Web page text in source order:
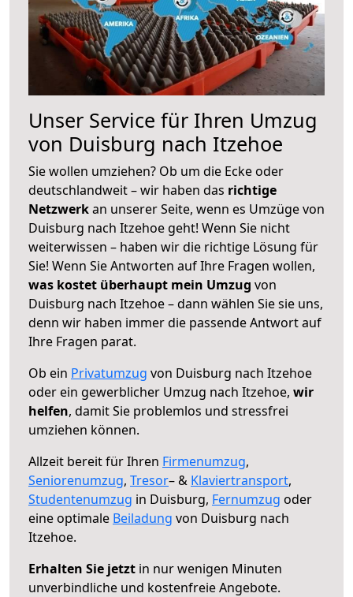
Unser Service für Ihren Umzug
von Duisburg nach Itzehoe
Sie wollen umziehen? Ob um die Ecke oder
deutschlandweit – wir haben das richtige
Netzwerkan unserer Seite, wenn es Umzüge von
Duisburg nach Itzehoe geht! Wenn Sie nicht
weiterwissen – haben wir die richtige Lösung für
Sie! Wenn Sie Antworten auf Ihre Fragen wollen,
was kostet überhaupt mein Umzug von
Duisburg nach Itzehoe – dann wählen Sie sie uns,
denn wir haben immer die passende Antwort auf
Ihre Fragen parat.
Ob ein Privatumzug von Duisburg nach Itzehoe
oder ein gewerblicher Umzug nach Itzehoe, wir
helfen, damit Sie problemlos und stressfrei
umziehen können.
Allzeit bereit für Ihren Firmenumzug,
Seniorenumzug, Tresor– & Klaviertransport,
Studentenumzug in Duisburg, Fernumzug oder
eine optimale Beiladung von Duisburg nach
Itzehoe.
Erhalten Sie jetzt in nur wenigen Minuten
unverbindliche und kostenfreie Angebote.